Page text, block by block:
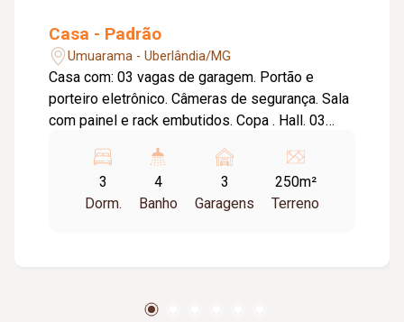
Casa - Padrão
Umuarama - Uberlândia/MG
Casa com: 03 vagas de garagem. Portão e
porteiro eletrônico. Câmeras de segurança. Sala
com painel e rack embutidos. Copa . Hall. 03
suítes. Banheiro social e suítes com box,
armários e espelhos. Cozinha planejada com
armários e coifa inox. Varanda gourmet com
3
Dorm.
4
Banho
3
Garagens
250m²
Terreno